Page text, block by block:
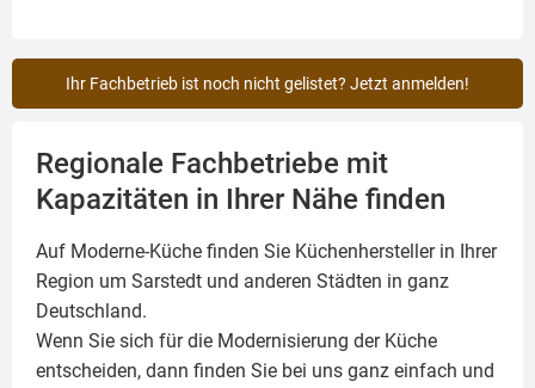
Ihr Fachbetrieb ist noch nicht gelistet? Jetzt anmelden!
Regionale Fachbetriebe mit
Kapazitäten in Ihrer Nähe finden
Auf Moderne-Küche finden Sie Küchenhersteller in Ihrer
Region um Sarstedt und anderen Städten in ganz
Deutschland.
Wenn Sie sich für die Modernisierung der Küche
entscheiden, dann finden Sie bei uns ganz einfach und